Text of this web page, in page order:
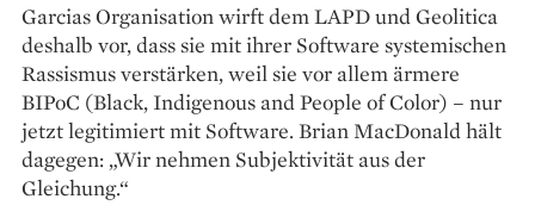
Garcias Organisation wirft dem LAPD und Geolitica
deshalb vor, dass sie mit ihrer Software systemischen
Rassismus verstärken, weil sie vor allem ärmere
BIPoC (Black, Indigenous and People of Color) – nur
jetzt legitimiert mit Software. Brian MacDonald hält
dagegen: „Wir nehmen Subjektivität aus der
Gleichung.“